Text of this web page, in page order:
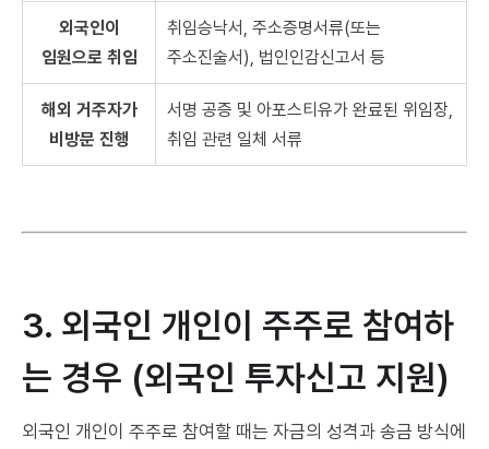
외국인이
임원으로 취임
취임승낙서, 주소증명서류(또는
주소진술서), 법인인감신고서 등
해외 거주자가
비방문 진행
서명 공증 및 아포스티유가 완료된 위임장,
취임 관련 일체 서류
3. 외국인 개인이 주주로 참여하
는 경우 (외국인 투자신고 지원)
외국인 개인이 주주로 참여할 때는 자금의 성격과 송금 방식에